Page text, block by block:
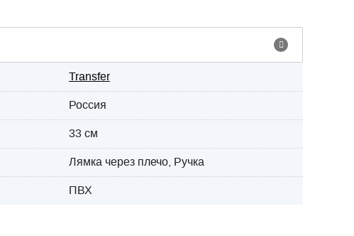
Transfer
Россия
33 см
Лямка через плечо, Ручка
ПВХ